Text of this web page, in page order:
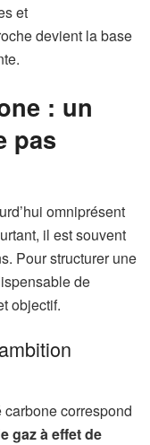
et
devient la base
: un
pas
omniprésent
il est souvent
Pour structurer une
de
objectif.
carbone correspond
gaz à effet de